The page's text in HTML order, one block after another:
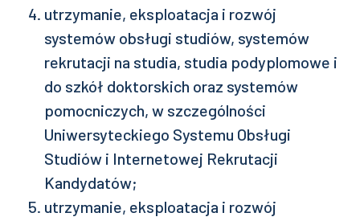
utrzymanie, eksploatacja i rozwój
systemów obsługi studiów, systemów
rekrutacji na studia, studia podyplomowe i
do szkół doktorskich oraz systemów
pomocniczych, w szczególności
Uniwersyteckiego Systemu Obsługi
Studiów i Internetowej Rekrutacji
Kandydatów;
utrzymanie, eksploatacja i rozwój